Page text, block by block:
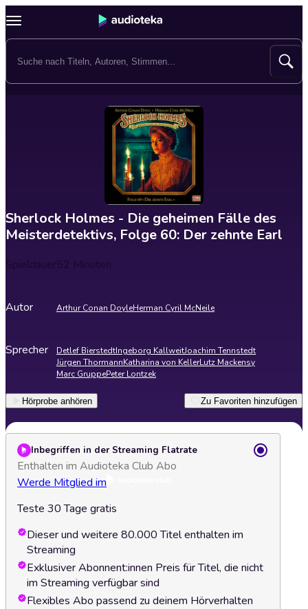
Sherlock Holmes - Die geheimen Fälle des
Meisterdetektivs, Folge 60: Der zehnte Earl
Spieldauer52 Minuten
Autor Arthur Conan DoyleHerman Cyril McNeile
Sprecher Detlef BierstedtIngeborg KallweitJoachim Tennstedt
Jürgen ThormannKatharina von KellerLutz Mackensy
Marc GruppePeter Lontzek
Hörprobe anhören Zu Favoriten hinzufügen
Inbegriffen in der Streaming Flatrate
Enthalten im Audioteka Club Abo
Werde Mitglied im
Teste 30 Tage gratis
Dieser und weitere 80.000 Titel enthalten im
Streaming
Exklusiver Abonnent:innen Preis für Titel, die nicht
im Streaming verfügbar sind
Flexibles Abo passend zu deinem Hörverhalten